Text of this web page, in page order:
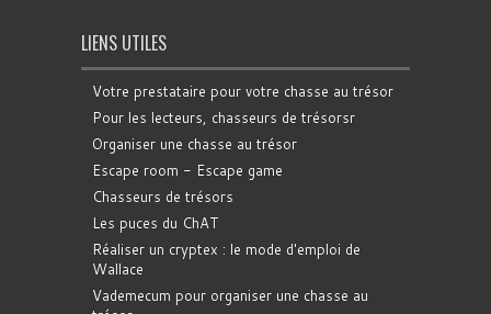
LIENS UTILES
Votre prestataire pour votre chasse au trésor
Pour les lecteurs, chasseurs de trésorsr
Organiser une chasse au trésor
Escape room - Escape game
Chasseurs de trésors
Les puces du ChAT
Réaliser un cryptex : le mode d'emploi de
Wallace
Vademecum pour organiser une chasse au